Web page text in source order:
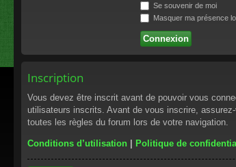
Se souvenir de moi
Masquer ma présence
Inscription
Vous devez être inscrit avant de pouvoir vous
utilisateurs inscrits. Avant de vous inscrire,
toutes les règles du forum lors de votre navigation.
Conditions d’utilisation | Politique de